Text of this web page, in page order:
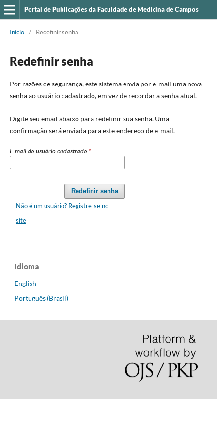
Portal de Publicações da Faculdade de Medicina de Campos
Início / Redefinir senha
Redefinir senha
Por razões de segurança, este sistema envia por e-mail uma nova
senha ao usuário cadastrado, em vez de recordar a senha atual.
Digite seu email abaixo para redefinir sua senha. Uma
confirmação será enviada para este endereço de e-mail.
E-mail do usuário cadastrado *
Redefinir senha
Não é um usuário? Registre-se no
site
Idioma
English
Português (Brasil)